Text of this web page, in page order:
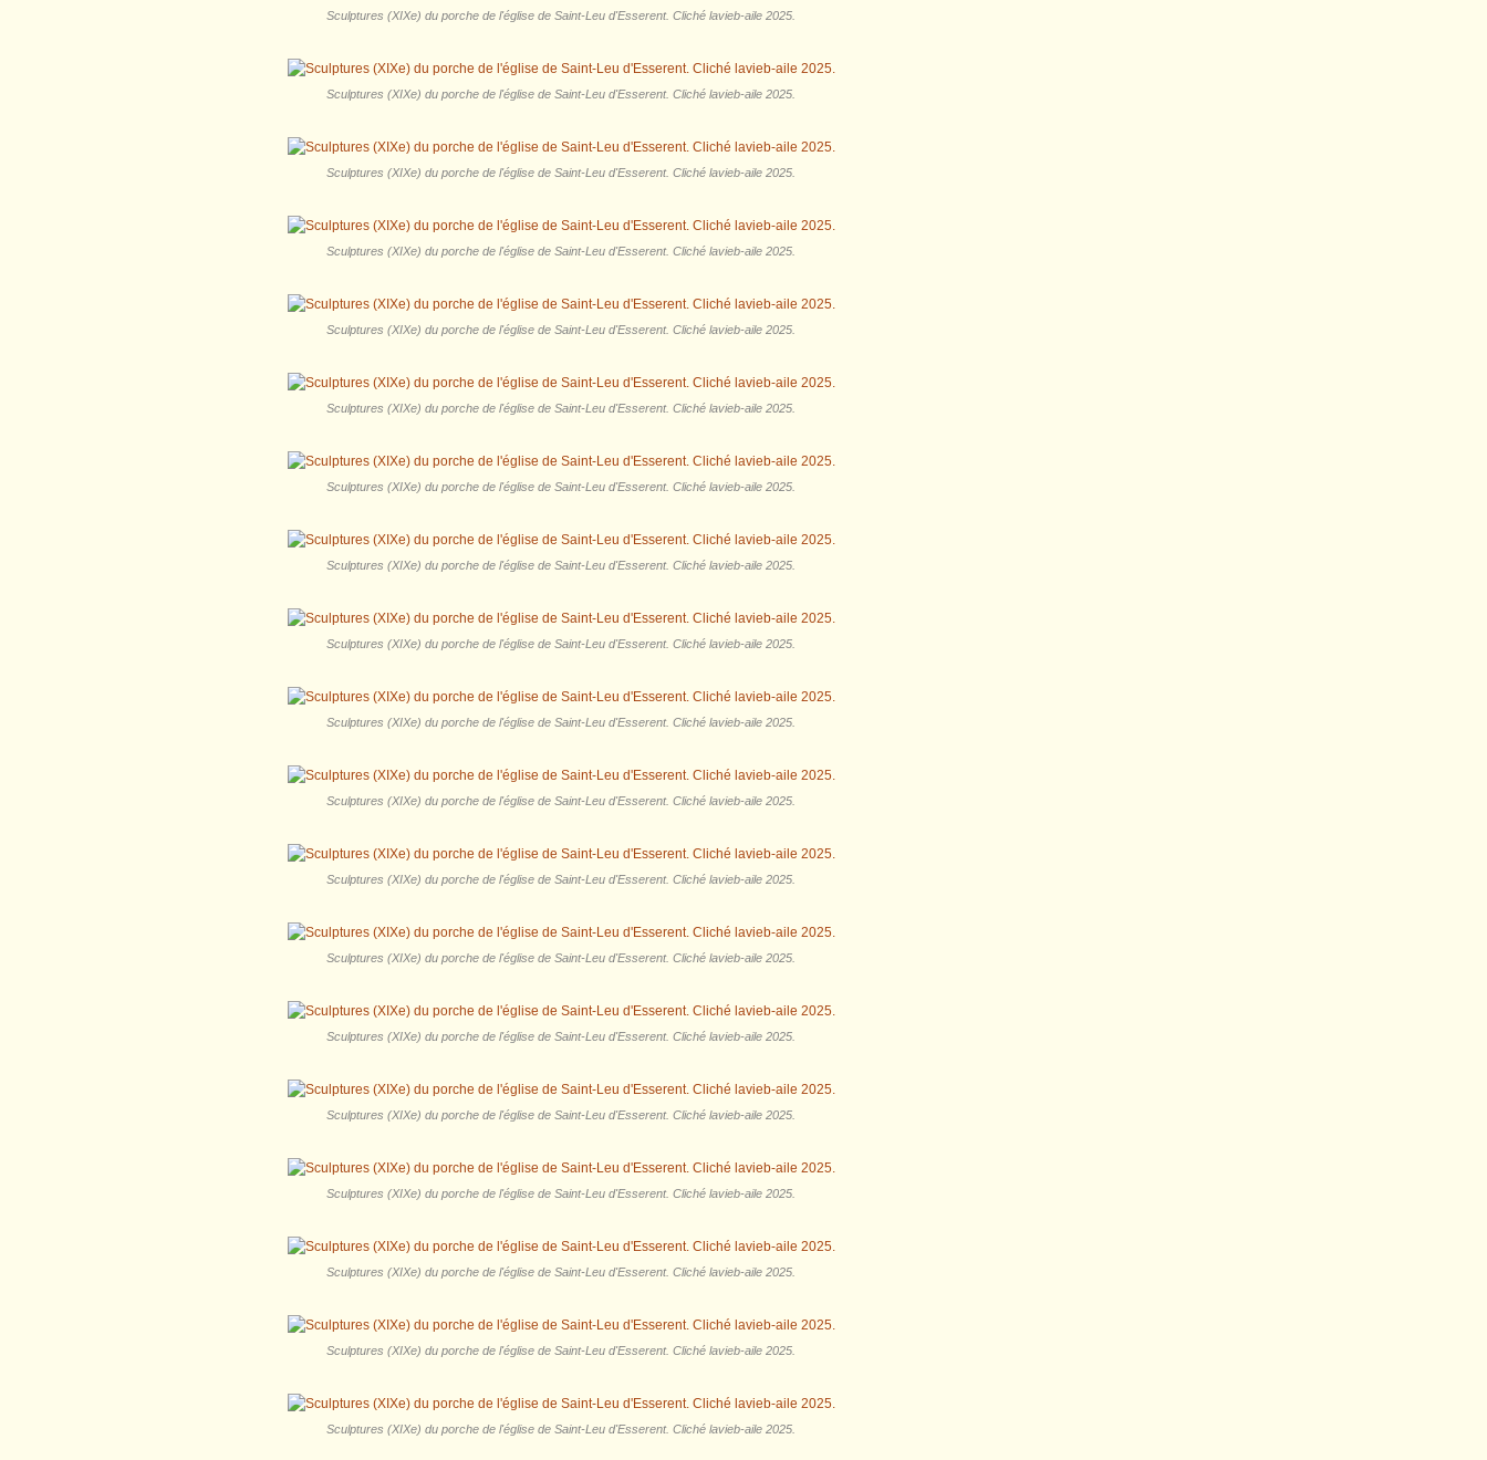
Sculptures (XIXe) du porche de l'église de Saint-Leu d'Esserent. Cliché lavieb-aile 2025.
Sculptures (XIXe) du porche de l'église de Saint-Leu d'Esserent. Cliché lavieb-aile 2025.
Sculptures (XIXe) du porche de l'église de Saint-Leu d'Esserent. Cliché lavieb-aile 2025.
Sculptures (XIXe) du porche de l'église de Saint-Leu d'Esserent. Cliché lavieb-aile 2025.
Sculptures (XIXe) du porche de l'église de Saint-Leu d'Esserent. Cliché lavieb-aile 2025.
Sculptures (XIXe) du porche de l'église de Saint-Leu d'Esserent. Cliché lavieb-aile 2025.
Sculptures (XIXe) du porche de l'église de Saint-Leu d'Esserent. Cliché lavieb-aile 2025.
Sculptures (XIXe) du porche de l'église de Saint-Leu d'Esserent. Cliché lavieb-aile 2025.
Sculptures (XIXe) du porche de l'église de Saint-Leu d'Esserent. Cliché lavieb-aile 2025.
Sculptures (XIXe) du porche de l'église de Saint-Leu d'Esserent. Cliché lavieb-aile 2025.
Sculptures (XIXe) du porche de l'église de Saint-Leu d'Esserent. Cliché lavieb-aile 2025.
Sculptures (XIXe) du porche de l'église de Saint-Leu d'Esserent. Cliché lavieb-aile 2025.
Sculptures (XIXe) du porche de l'église de Saint-Leu d'Esserent. Cliché lavieb-aile 2025.
Sculptures (XIXe) du porche de l'église de Saint-Leu d'Esserent. Cliché lavieb-aile 2025.
Sculptures (XIXe) du porche de l'église de Saint-Leu d'Esserent. Cliché lavieb-aile 2025.
Sculptures (XIXe) du porche de l'église de Saint-Leu d'Esserent. Cliché lavieb-aile 2025.
Sculptures (XIXe) du porche de l'église de Saint-Leu d'Esserent. Cliché lavieb-aile 2025.
Sculptures (XIXe) du porche de l'église de Saint-Leu d'Esserent. Cliché lavieb-aile 2025.
Sculptures (XIXe) du porche de l'église de Saint-Leu d'Esserent. Cliché lavieb-aile 2025.